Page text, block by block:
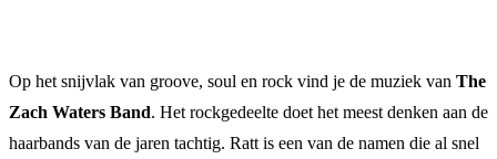
Op het snijvlak van groove, soul en rock vind je de muziek van The
Zach Waters Band. Het rockgedeelte doet het meest denken aan de
haarbands van de jaren tachtig. Ratt is een van de namen die al snel